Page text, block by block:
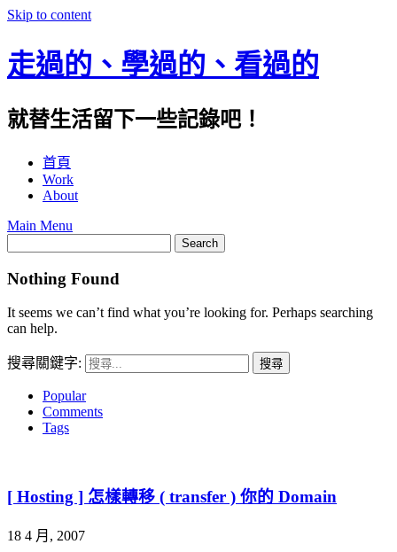
Skip to content
走過的、學過的、看過的
就替生活留下一些記錄吧！
首頁
Work
About
Main Menu
Nothing Found
It seems we can’t find what you’re looking for. Perhaps searching
can help.
搜尋關鍵字:
Popular
Comments
Tags
[ Hosting ] 怎樣轉移 ( transfer ) 你的 Domain
18 4 月, 2007